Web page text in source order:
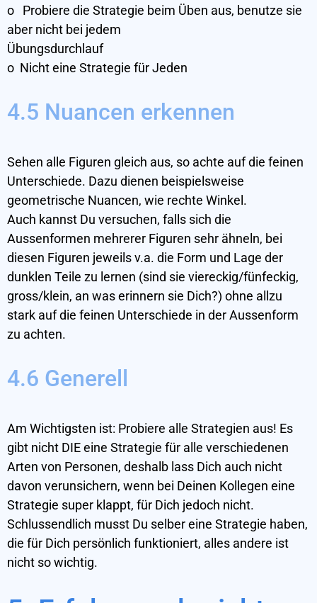
o Probiere die Strategie beim Üben aus, benutze sie
aber nicht bei jedem
Übungsdurchlauf
o Nicht eine Strategie für Jeden
4.5 Nuancen erkennen
Sehen alle Figuren gleich aus, so achte auf die feinen
Unterschiede. Dazu dienen beispielsweise
geometrische Nuancen, wie rechte Winkel.
Auch kannst Du versuchen, falls sich die
Aussenformen mehrerer Figuren sehr ähneln, bei
diesen Figuren jeweils v.a. die Form und Lage der
dunklen Teile zu lernen (sind sie viereckig/fünfeckig,
gross/klein, an was erinnern sie Dich?) ohne allzu
stark auf die feinen Unterschiede in der Aussenform
zu achten.
4.6 Generell
Am Wichtigsten ist: Probiere alle Strategien aus! Es
gibt nicht DIE eine Strategie für alle verschiedenen
Arten von Personen, deshalb lass Dich auch nicht
davon verunsichern, wenn bei Deinen Kollegen eine
Strategie super klappt, für Dich jedoch nicht.
Schlussendlich musst Du selber eine Strategie haben,
die für Dich persönlich funktioniert, alles andere ist
nicht so wichtig.